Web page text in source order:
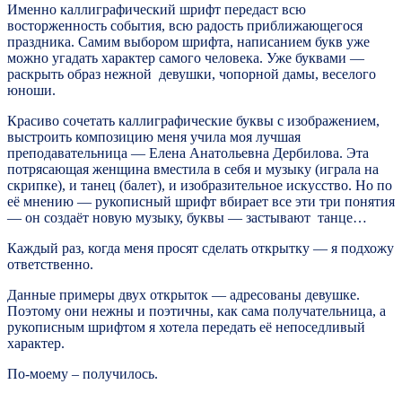
Именно каллиграфический шрифт передаст всю
восторженность события, всю радость приближающегося
праздника. Самим выбором шрифта, написанием букв уже
можно угадать характер самого человека. Уже буквами —
раскрыть образ нежной девушки, чопорной дамы, веселого
юноши.
Красиво сочетать каллиграфические буквы с изображением,
выстроить композицию меня учила моя лучшая
преподавательница — Елена Анатольевна Дербилова. Эта
потрясающая женщина вместила в себя и музыку (играла на
скрипке), и танец (балет), и изобразительное искусство. Но по
её мнению — рукописный шрифт вбирает все эти три понятия
— он создаёт новую музыку, буквы — застывают танце…
Каждый раз, когда меня просят сделать открытку — я подхожу
ответственно.
Данные примеры двух открыток — адресованы девушке.
Поэтому они нежны и поэтичны, как сама получательница, а
рукописным шрифтом я хотела передать её непоседливый
характер.
По-моему – получилось.